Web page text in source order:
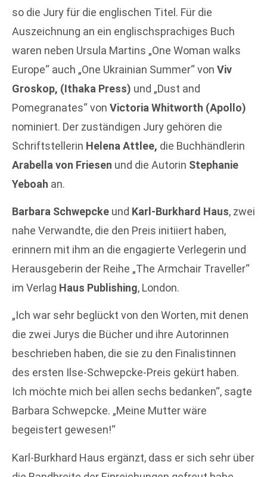
so die Jury für die englischen Titel. Für die
Auszeichnung an ein englischsprachiges Buch
waren neben Ursula Martins „One Woman walks
Europe“ auch „One Ukrainian Summer“ von Viv
Groskop, (Ithaka Press) und „Dust and
Pomegranates“ von Victoria Whitworth (Apollo)
nominiert. Der zuständigen Jury gehören die
Schriftstellerin Helena Attlee, die Buchhändlerin
Arabella von Friesen und die Autorin Stephanie
Yeboah an.
Barbara Schwepcke und Karl-Burkhard Haus, zwei
nahe Verwandte, die den Preis initiiert haben,
erinnern mit ihm an die engagierte Verlegerin und
Herausgeberin der Reihe „The Armchair Traveller“
im Verlag Haus Publishing, London.
„Ich war sehr beglückt von den Worten, mit denen
die zwei Jurys die Bücher und ihre Autorinnen
beschrieben haben, die sie zu den Finalistinnen
des ersten Ilse-Schwepcke-Preis gekürt haben.
Ich möchte mich bei allen sechs bedanken“, sagte
Barbara Schwepcke. „Meine Mutter wäre
begeistert gewesen!“
Karl-Burkhard Haus ergänzt, dass er sich sehr über